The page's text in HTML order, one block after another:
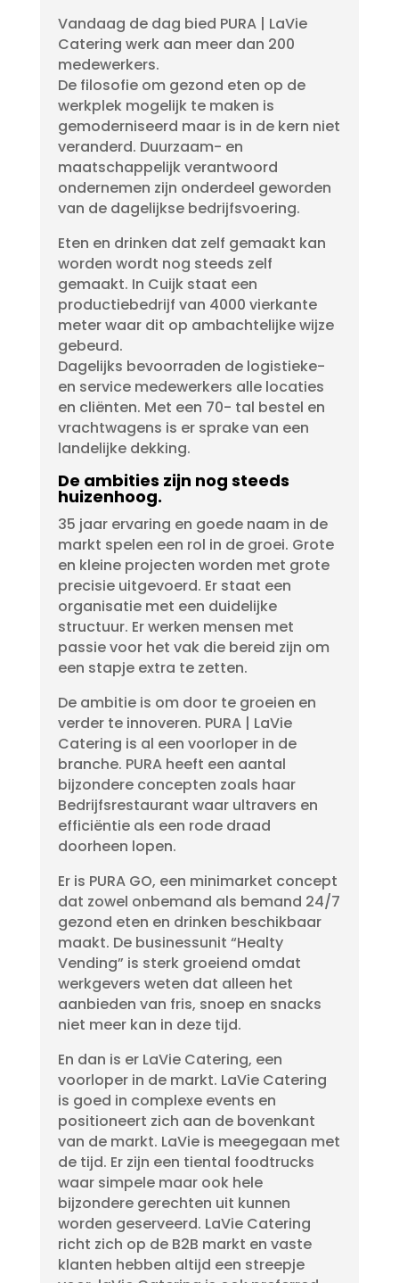
Vandaag de dag bied PURA | LaVie
Catering werk aan meer dan 200
medewerkers.
De filosofie om gezond eten op de
werkplek mogelijk te maken is
gemoderniseerd maar is in de kern niet
veranderd. Duurzaam- en
maatschappelijk verantwoord
ondernemen zijn onderdeel geworden
van de dagelijkse bedrijfsvoering.
Eten en drinken dat zelf gemaakt kan
worden wordt nog steeds zelf
gemaakt. In Cuijk staat een
productiebedrijf van 4000 vierkante
meter waar dit op ambachtelijke wijze
gebeurd.
Dagelijks bevoorraden de logistieke-
en service medewerkers alle locaties
en cliënten. Met een 70- tal bestel en
vrachtwagens is er sprake van een
landelijke dekking.
De ambities zijn nog steeds
huizenhoog.
35 jaar ervaring en goede naam in de
markt spelen een rol in de groei. Grote
en kleine projecten worden met grote
precisie uitgevoerd. Er staat een
organisatie met een duidelijke
structuur. Er werken mensen met
passie voor het vak die bereid zijn om
een stapje extra te zetten.
De ambitie is om door te groeien en
verder te innoveren. PURA | LaVie
Catering is al een voorloper in de
branche. PURA heeft een aantal
bijzondere concepten zoals haar
Bedrijfsrestaurant waar ultravers en
efficiëntie als een rode draad
doorheen lopen.
Er is PURA GO, een minimarket concept
dat zowel onbemand als bemand 24/7
gezond eten en drinken beschikbaar
maakt. De businessunit “Healty
Vending” is sterk groeiend omdat
werkgevers weten dat alleen het
aanbieden van fris, snoep en snacks
niet meer kan in deze tijd.
En dan is er LaVie Catering, een
voorloper in de markt. LaVie Catering
is goed in complexe events en
positioneert zich aan de bovenkant
van de markt. LaVie is meegegaan met
de tijd. Er zijn een tiental foodtrucks
waar simpele maar ook hele
bijzondere gerechten uit kunnen
worden geserveerd. LaVie Catering
richt zich op de B2B markt en vaste
klanten hebben altijd een streepje